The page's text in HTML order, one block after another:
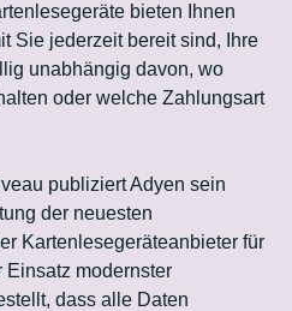
bieten Ihnen
Sie jederzeit bereit sind, Ihre
unabhängig davon, wo
oder welche Zahlungsart
publiziert Adyen sein
der neuesten
Kartenlesegeräteanbieter für
Einsatz modernster
dass alle Daten